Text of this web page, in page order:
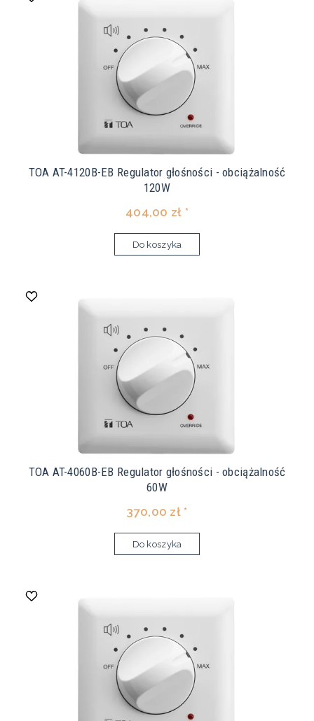
TOA AT-4120B-EB Regulator głośności - obciążalność
120W
404,00 zł *
Do koszyka
TOA AT-4060B-EB Regulator głośności - obciążalność
60W
370,00 zł *
Do koszyka